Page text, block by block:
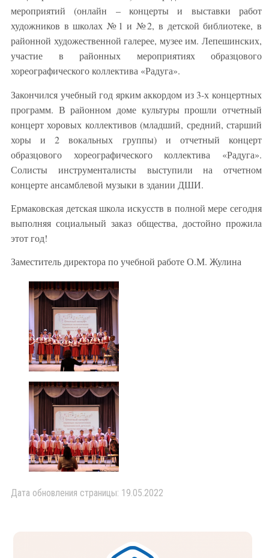
мероприятий (онлайн – концерты и выставки работ
художников в школах №1 и №2, в детской библиотеке, в
районной художественной галерее, музее им. Лепешинских,
участие в районных мероприятиях образцового
хореографического коллектива «Радуга».
Закончился учебный год ярким аккордом из 3-х концертных
программ. В районном доме культуры прошли отчетный
концерт хоровых коллективов (младший, средний, старший
хоры и 2 вокальных группы) и отчетный концерт
образцового хореографического коллектива «Радуга».
Солисты инструменталисты выступили на отчетном
концерте ансамблевой музыки в здании ДШИ.
Ермаковская детская школа искусств в полной мере сегодня
выполняя социальный заказ общества, достойно прожила
этот год!
Заместитель директора по учебной работе О.М. Жулина
Дата обновления страницы: 19.05.2022